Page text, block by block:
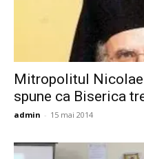
Mitropolitul Nicolae
spune ca Biserica
admin - 15 mai 2014